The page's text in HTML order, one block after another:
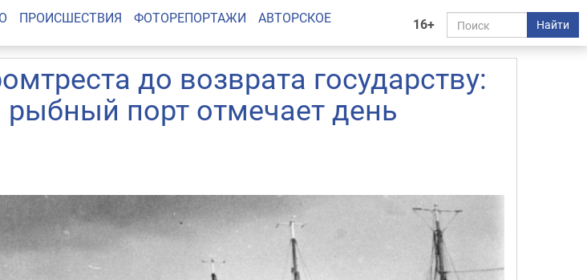
16+ Найти
ПРОИСШЕСТВИЯ ФОТОРЕПОРТАЖИ АВТОРСКОЕ
до возврата государству:
порт отмечает день